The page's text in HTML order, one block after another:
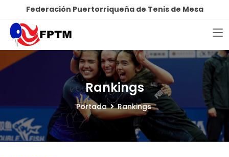
Federación Puertorriqueña de Tenis de Mesa
Rankings
Portada Rankings